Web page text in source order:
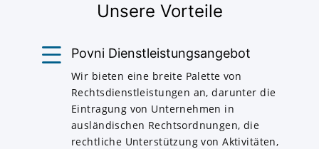
Unsere Vorteile
Povni Dienstleistungsangebot
Wir bieten eine breite Palette von
Rechtsdienstleistungen an, darunter die
Eintragung von Unternehmen in
ausländischen Rechtsordnungen, die
rechtliche Unterstützung von Aktivitäten,